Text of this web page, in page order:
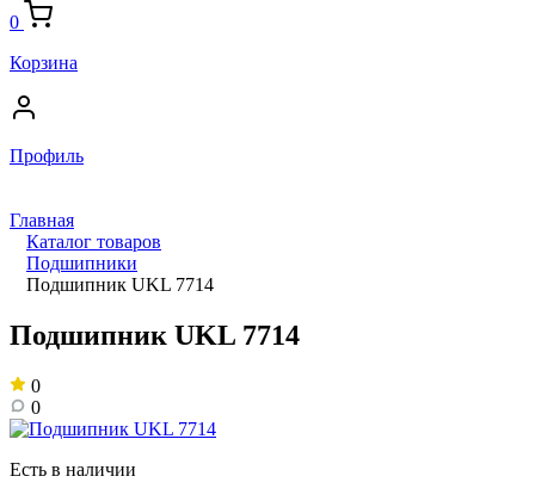
0
Корзина
Профиль
Главная
Каталог товаров
Подшипники
Подшипник UKL 7714
Подшипник UKL 7714
0
0
Есть в наличии